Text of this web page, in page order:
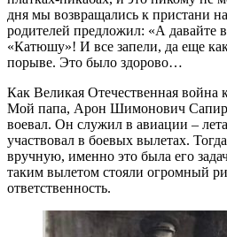
дня мы возвращались к пристани
родителей предложил: «А давайте
«Катюшу»! И все запели, да еще
порыве. Это было здорово…
Как Великая Отечественная война
Мой папа, Арон Шимонович Сапир,
воевал. Он служил в авиации –
участвовал в боевых вылетах.
вручную, именно это была его
таким вылетом стояли огромный
ответственность.